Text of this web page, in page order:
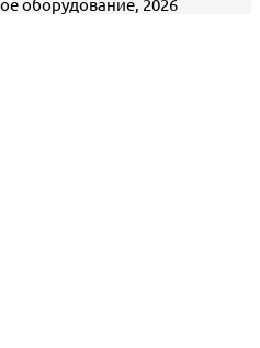
оборудование, 2026